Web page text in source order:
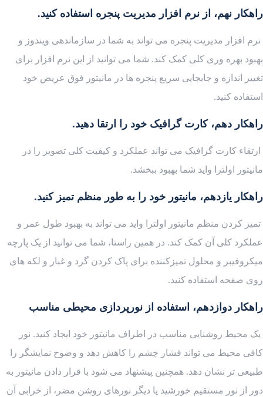
راهکار نهم، از نرم افزار مدیریت پنجره استفاده کنید.
نرم افزار مدیریت پنجره می تواند به شما در سازماندهی ویندوز و
بهبود بهره وری کلی کمک کند. شما می توانید از این نرم افزار برای
تغییر اندازه و جابجایی سریع پنجره ها در مانیتور فوق عریض خود
استفاده کنید.
راهکار دهم، کارت گرافیک خود را ارتقا دهید.
ارتقاء کارت گرافیک می تواند عملکرد و کیفیت کلی تصویر را در
مانیتور اولترا واید شما بهبود ببخشد.
راهکار یازدهم، مانیتور خود را به طور منظم تمیز کنید.
تمیز کردن منظم مانیتور اولترا واید می تواند به بهبود طول عمر و
عملکرد کلی آن کمک کند. در همین راستا، شما می توانید از یک پارچه
میکروفیبر و محلول تمیزکننده برای پاک کردن گرد و غبار و لکه های
روی صفحه استفاده کنید.
راهکار دوازدهم، استفاده از نورپردازی محیطی مناسب
یک محیط روشنایی مناسب در اطراف مانیتور خود ایجاد کنید. نور
کافی محیط می تواند فشار چشم را کاهش دهد و وضوح نمایشگر را
طبیعی تر نشان دهد. همچنین پیشنهاد می شود با قرار دادن مانیتور به
دور از نور مستقیم خورشید یا دیگر نورهای روشن مضر، از خرابی آن